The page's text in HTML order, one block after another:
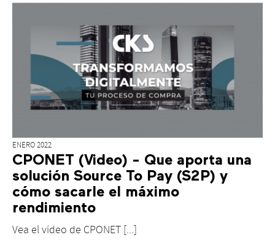
ENERO 2022
CPONET (Video) - Que aporta una
solución Source To Pay (S2P) y
cómo sacarle el máximo
rendimiento
Vea el vídeo de CPONET [...]